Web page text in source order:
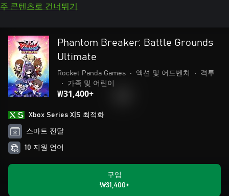
주 콘텐츠로 건너뛰기
Phantom Breaker: Battle Grounds
Ultimate
Rocket Panda Games • 액션 및 어드벤처 •
격투
•
가족 및 어린이
₩31,400+
Xbox Series X|S 최적화
스마트 전달
10 지원 언어
구입
₩31,400+